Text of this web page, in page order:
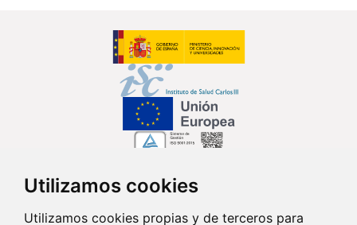
Utilizamos cookies
Utilizamos cookies propias y de terceros para
Síguenos en...